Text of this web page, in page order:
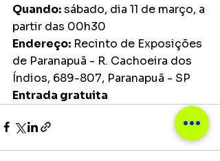
Quando: sábado, dia 11 de março, a
partir das 00h30
Endereço: Recinto de Exposições
de Paranapuã - R. Cachoeira dos
Índios, 689-807, Paranapuã - SP
Entrada gratuita